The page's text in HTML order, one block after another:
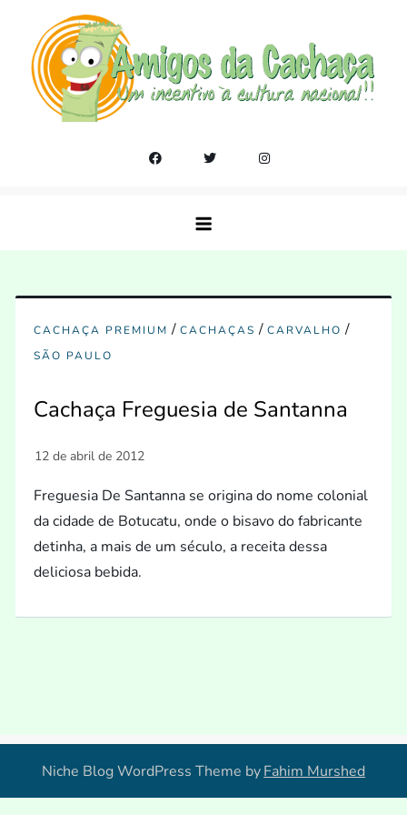
content
CACHAÇA PREMIUM /CACHAÇAS /CARVALHO /
SÃO PAULO
Cachaça Freguesia de Santanna
Freguesia De Santanna se origina do nome colonial
da cidade de Botucatu, onde o bisavo do fabricante
detinha, a mais de um século, a receita dessa
deliciosa bebida.
Niche Blog WordPress Theme byFahim Murshed